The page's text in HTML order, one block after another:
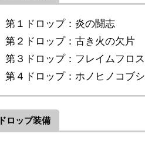
第１ドロップ：炎の闘志
第２ドロップ：古き火の欠片
第３ドロップ：フレイムフロス
第４ドロップ：ホノヒノコブシ
ドロップ装備